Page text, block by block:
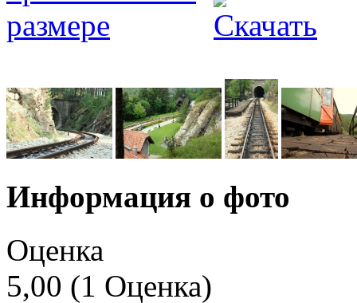
Информация о фото
Оценка
5,00 (1 Оценка)